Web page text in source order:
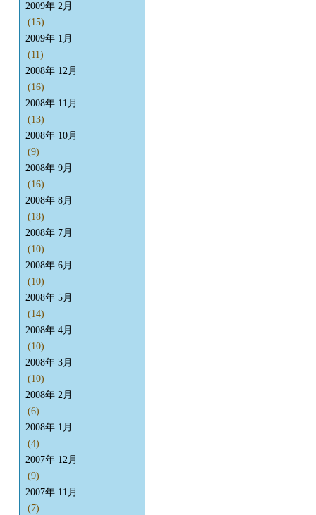
2009年 2月
(15)
2009年 1月
(11)
2008年 12月
(16)
2008年 11月
(13)
2008年 10月
(9)
2008年 9月
(16)
2008年 8月
(18)
2008年 7月
(10)
2008年 6月
(10)
2008年 5月
(14)
2008年 4月
(10)
2008年 3月
(10)
2008年 2月
(6)
2008年 1月
(4)
2007年 12月
(9)
2007年 11月
(7)